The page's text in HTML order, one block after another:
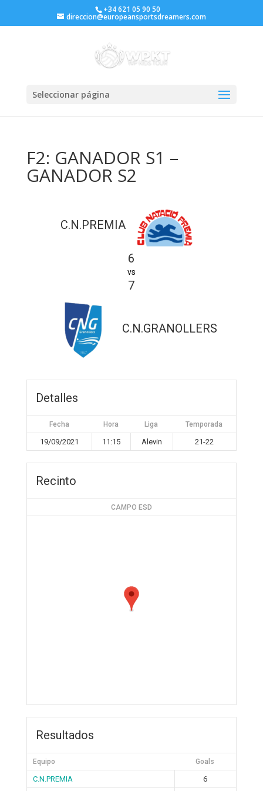
+34 621 05 90 50
direccion@europeansportsdreamers.com
Seleccionar página
F2: GANADOR S1 –
GANADOR S2
C.N.PREMIA
6
vs
7
C.N.GRANOLLERS
Detalles
Fecha Hora Liga Temporada
19/09/2021 11:15 Alevin 21-22
Recinto
CAMPO ESD
Resultados
Equipo Goals
C.N.PREMIA 6